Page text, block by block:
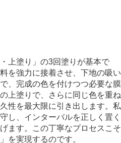
上塗り」の3回塗りが基本で
を強力に接着させ、下地の吸い
、完成の色を付けつつ必要な膜
上塗りで、さらに同じ色を重ね
性を最大限に引き出します。私
し、インターバルを正しく置く
ます。この丁寧なプロセスこそ
を実現するのです。